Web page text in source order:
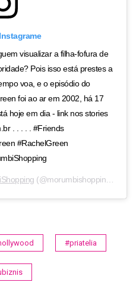
visualizar a filha-fofura de
Pois isso está prestes a
voa, e o episódio do
foi ao ar em 2002, há 17
hoje em dia - link nos stories
. . . . . #Friends
#RachelGreen
(@morumbishopping),
#priatelia